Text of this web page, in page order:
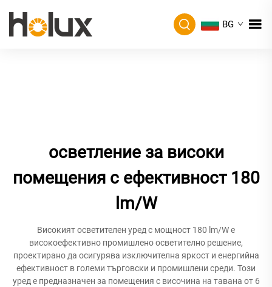
BG
осветление за високи
помещения с ефективност 180
lm/W
Високият осветителен уред с мощност 180 lm/W е
високоефективно промишлено осветително решение,
проектирано да осигурява изключителна яркост и енергийна
ефективност в големи търговски и промишлени среди. Този
уред е предназначен за помещения с височина на тавана от 6